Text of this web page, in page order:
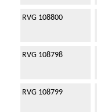
RVG 108800
RVG 108798
RVG 108799